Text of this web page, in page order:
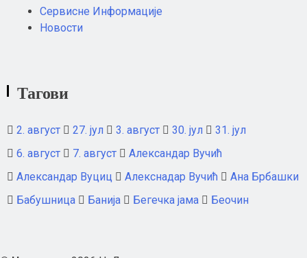
Сервисне Информације
Новости
Тагови
2. август 27. јул 3. август 30. јул
31. јул
6. август
7. август
Александар Вучић
Александар Вуциц
Алекснадар Вучић
Ана Брбашки
Бабушница
Банија Бегечка јама Беочин